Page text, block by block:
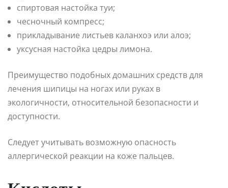
спиртовая настойка туи;
чесночный компресс;
прикладывание листьев каланхоэ или алоэ;
уксусная настойка цедры лимона.
Преимущество подобных домашних средств для
лечения шипицы на ногах или руках в
экологичности, относительной безопасности и
доступности.
Следует учитывать возможную опасность
аллергической реакции на коже пальцев.